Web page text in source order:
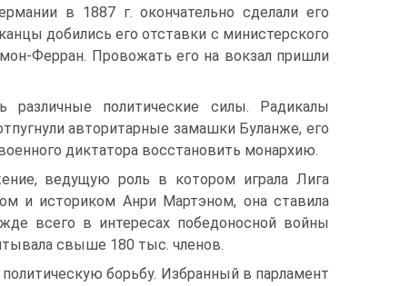
в 1887 г. окончательно сделали его
добились его отставки с министерского
Ферран. Провожать его на вокзал пришли
различные политические силы. Радикалы
авторитарные замашки Буланже, его
диктатора восстановить монархию.
ведущую роль в котором играла Лига
и историком Анри Мартэном, она ставила
всего в интересах победоносной войны
свыше 180 тыс. членов.
борьбу. Избранный в парламент